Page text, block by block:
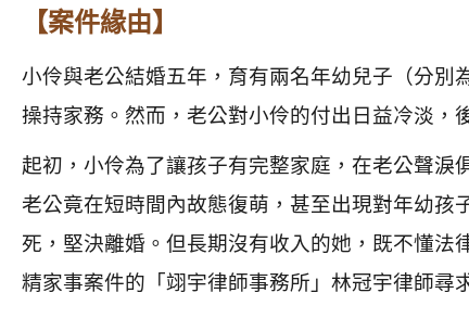
【案件緣由】
小伶與老公結婚五年，育有兩名年幼兒子（分別
操持家務。然而，老公對小伶的付出日益冷淡，
起初，小伶為了讓孩子有完整家庭，在老公聲淚
老公竟在短時間內故態復萌，甚至出現對年幼
死，堅決離婚。但長期沒有收入的她，既不懂法
精家事案件的「翊宇律師事務所」林冠宇律師尋